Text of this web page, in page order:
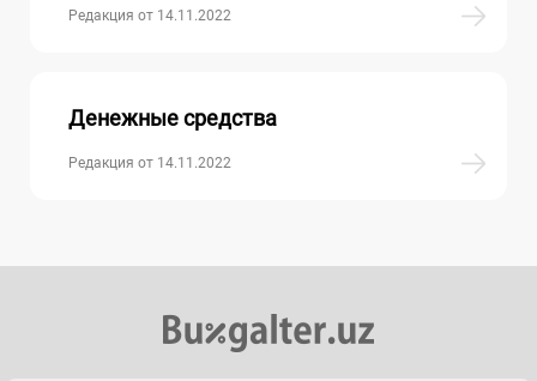
Редакция от 14.11.2022
Денежные средства
Редакция от 14.11.2022